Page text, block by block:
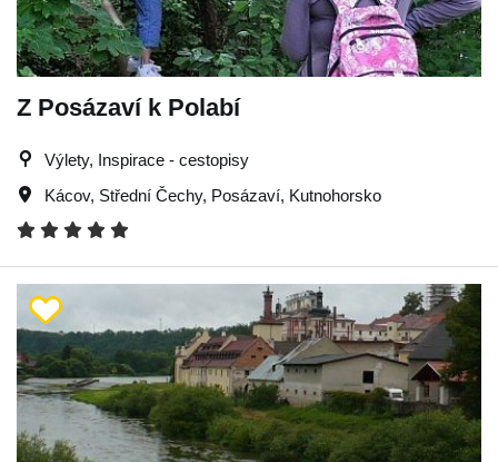
Z Posázaví k Polabí
Výlety, Inspirace - cestopisy
Kácov, Střední Čechy, Posázaví, Kutnohorsko